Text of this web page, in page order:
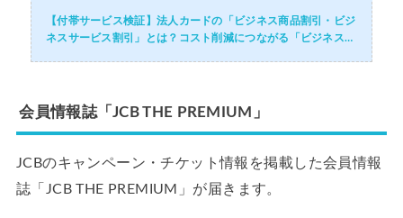
【付帯サービス検証】法人カードの「ビジネス商品割引・ビジ
ネスサービス割引」とは？コスト削減につながる「ビジネス商
会員情報誌「JCB THE PREMIUM」
JCBのキャンペーン・チケット情報を掲載した会員情報
誌「JCB THE PREMIUM」が届きます。